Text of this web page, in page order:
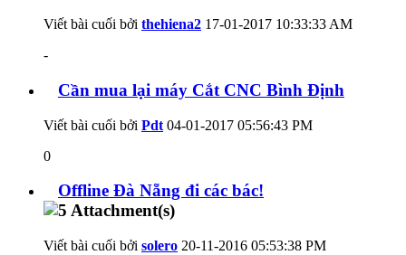
Viết bài cuối bởi thehiena2 17-01-2017 10:33:33 AM
-
Cần mua lại máy Cắt CNC Bình Định
Viết bài cuối bởi Pdt 04-01-2017 05:56:43 PM
0
Offline Đà Nẵng đi các bác!
Viết bài cuối bởi solero 20-11-2016 05:53:38 PM